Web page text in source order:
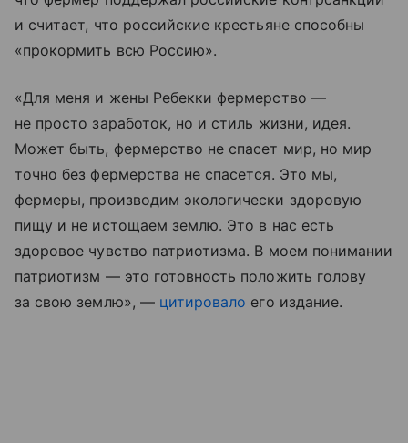
и считает, что российские крестьяне способны
«прокормить всю Россию».
«Для меня и жены Ребекки фермерство —
не просто заработок, но и стиль жизни, идея.
Может быть, фермерство не спасет мир, но мир
точно без фермерства не спасется. Это мы,
фермеры, производим экологически здоровую
пищу и не истощаем землю. Это в нас есть
здоровое чувство патриотизма. В моем понимании
патриотизм — это готовность положить голову
за свою землю», — цитировало его издание.